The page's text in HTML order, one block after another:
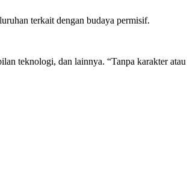
terkait dengan budaya permisif.
teknologi, dan lainnya. “Tanpa karakter